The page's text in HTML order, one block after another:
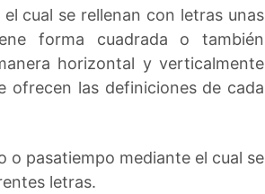
cual se rellenan con letras unas
forma cuadrada o también
horizontal y verticalmente
ofrecen las definiciones de cada
o pasatiempo mediante el cual se
letras.